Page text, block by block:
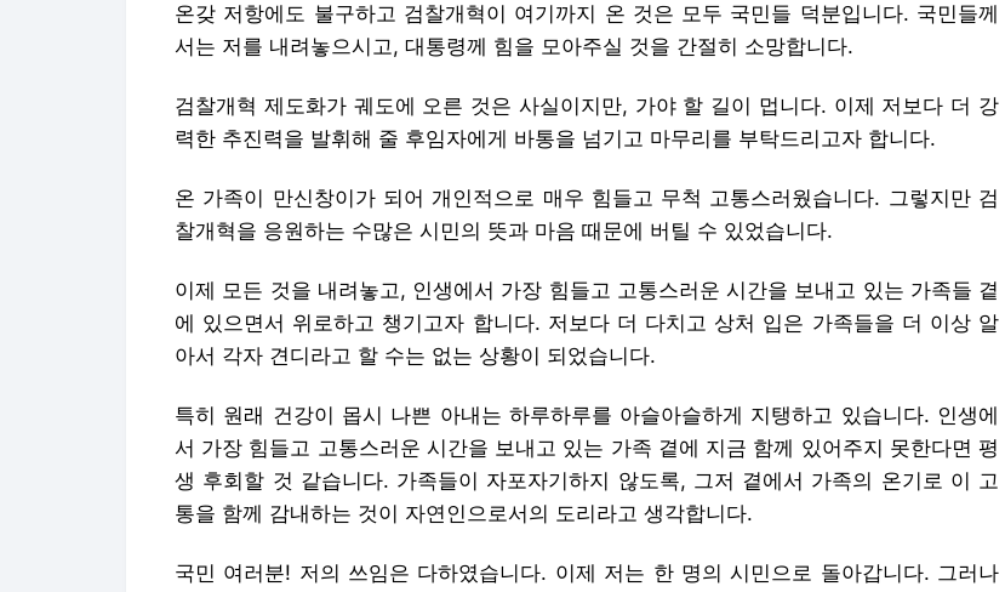
온갖 저항에도 불구하고 검찰개혁이 여기까지 온 것은 모두 국민들 덕분입니다. 국민들께
서는 저를 내려놓으시고, 대통령께 힘을 모아주실 것을 간절히 소망합니다.
검찰개혁 제도화가 궤도에 오른 것은 사실이지만, 가야 할 길이 멉니다. 이제 저보다 더 강
력한 추진력을 발휘해 줄 후임자에게 바통을 넘기고 마무리를 부탁드리고자 합니다.
온 가족이 만신창이가 되어 개인적으로 매우 힘들고 무척 고통스러웠습니다. 그렇지만 검
찰개혁을 응원하는 수많은 시민의 뜻과 마음 때문에 버틸 수 있었습니다.
이제 모든 것을 내려놓고, 인생에서 가장 힘들고 고통스러운 시간을 보내고 있는 가족들 곁
에 있으면서 위로하고 챙기고자 합니다. 저보다 더 다치고 상처 입은 가족들을 더 이상 알
아서 각자 견디라고 할 수는 없는 상황이 되었습니다.
특히 원래 건강이 몹시 나쁜 아내는 하루하루를 아슬아슬하게 지탱하고 있습니다. 인생에
서 가장 힘들고 고통스러운 시간을 보내고 있는 가족 곁에 지금 함께 있어주지 못한다면 평
생 후회할 것 같습니다. 가족들이 자포자기하지 않도록, 그저 곁에서 가족의 온기로 이 고
통을 함께 감내하는 것이 자연인으로서의 도리라고 생각합니다.
국민 여러분! 저의 쓰임은 다하였습니다. 이제 저는 한 명의 시민으로 돌아갑니다. 그러나